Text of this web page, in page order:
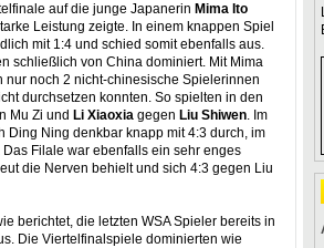
auf die junge Japanerin Mima Ito
Leistung zeigte. In einem knappen Spiel
mit 1:4 und schied somit ebenfalls aus.
schließlich von China dominiert. Mit Mima
nur noch 2 nicht-chinesische Spielerinnen
durchsetzen konnten. So spielten in den
Mu Zi und Li Xiaoxia gegen Liu Shiwen. Im
Ding Ning denkbar knapp mit 4:3 durch, im
Filale war ebenfalls ein sehr enges
die Nerven behielt und sich 4:3 gegen Liu
berichtet, die letzten WSA Spieler bereits in
Die Viertelfinalspiele dominierten wie